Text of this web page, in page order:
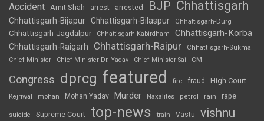
Accident Amit Shah arrest arrested BJP Chhattisgarh
Chhattisgarh-Bijapur Chhattisgarh-Bilaspur Chhattisgarh-Durg
Chhattisgarh-Jagdalpur Chhattisgarh-Kabirdham Chhattisgarh-Korba
Chhattisgarh-Raigarh Chhattisgarh-Raipur
Chhattisgarh-Sukma
Chief Minister
Chief Minister Dr. Yadav Chief Minister Sai CM
Congress dprcg featured fire fraud High Court
Kejriwal mohan Mohan Yadav Murder Naxalites petrol rain rape
suicide Supreme Court top-news train Vastu vishnu